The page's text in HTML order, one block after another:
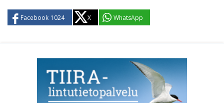
Facebook 1024 X WhatsApp